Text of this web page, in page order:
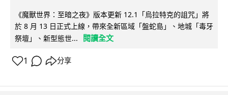
《魔獸世界：至暗之夜》版本更新 12.1「烏拉特克的詛咒」將
於 8 月 13 日正式上線，帶來全新區域「盤蛇島」、地城「毒牙
祭壇」、新型態世...
閱讀全文
1 分享